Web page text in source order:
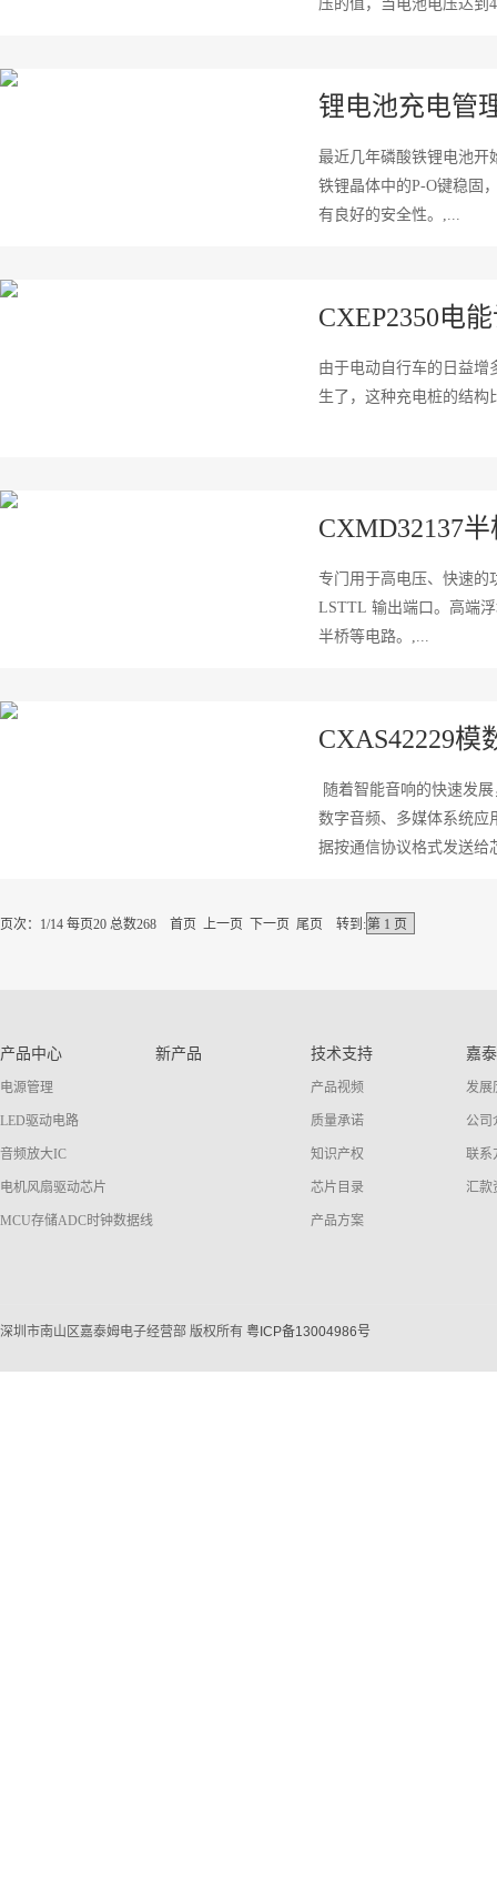
压的值，当电池电压达到
锂电池充电管
最近几年磷酸铁锂电池开
铁锂晶体中的P-O键稳固
有良好的安全性。,...
CXEP2350电
由于电动自行车的日益增
生了，这种充电桩的结构
CXMD32137
专门用于高电压、快速的
LSTTL 输出端口。高端
半桥等电路。,...
CXAS42229
随着智能音响的快速发
数字音频、多媒体系统应
据按通信协议格式发送给
页次：1/14 每页20 总数268 首页 上一页 下一页 尾页 转到:
产品中心
电源管理
LED驱动电路
音频放大IC
电机风扇驱动芯片
MCU存储ADC时钟数据线
新产品 技术支持
产品视频
质量承诺
知识产权
芯片目录
产品方案
嘉
发展
公司
联系
汇款
深圳市南山区嘉泰姆电子经营部 版权所有 粤ICP备13004986号